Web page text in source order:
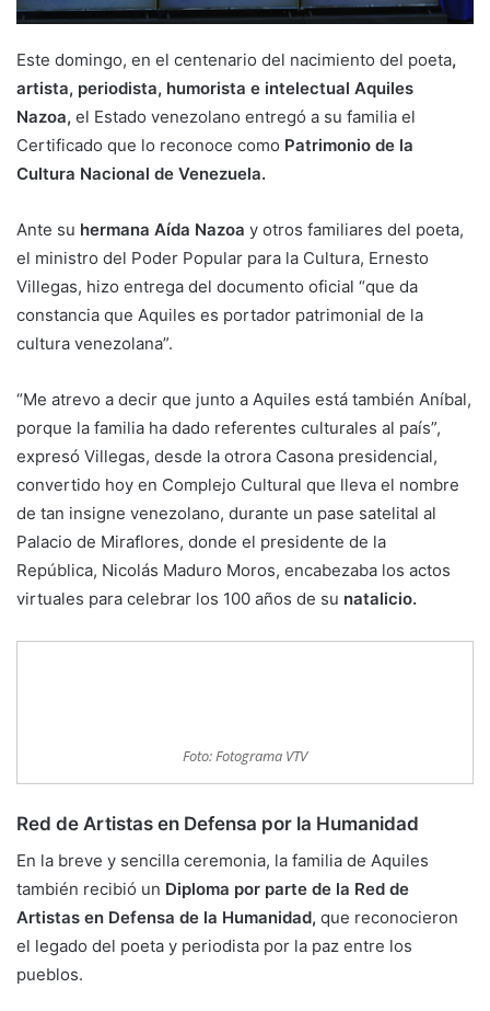
Este domingo, en el centenario del nacimiento del poeta,
artista, periodista, humorista e intelectual Aquiles
Nazoa, el Estado venezolano entregó a su familia el
Certificado que lo reconoce como Patrimonio de la
Cultura Nacional de Venezuela.
Ante su hermana Aída Nazoa y otros familiares del poeta,
el ministro del Poder Popular para la Cultura, Ernesto
Villegas, hizo entrega del documento oficial “que da
constancia que Aquiles es portador patrimonial de la
cultura venezolana”.
“Me atrevo a decir que junto a Aquiles está también Aníbal,
porque la familia ha dado referentes culturales al país”,
expresó Villegas, desde la otrora Casona presidencial,
convertido hoy en Complejo Cultural que lleva el nombre
de tan insigne venezolano, durante un pase satelital al
Palacio de Miraflores, donde el presidente de la
República, Nicolás Maduro Moros, encabezaba los actos
virtuales para celebrar los 100 años de su natalicio.
Foto: Fotograma VTV
Red de Artistas en Defensa por la Humanidad
En la breve y sencilla ceremonia, la familia de Aquiles
también recibió un Diploma por parte de la Red de
Artistas en Defensa de la Humanidad, que reconocieron
el legado del poeta y periodista por la paz entre los
pueblos.